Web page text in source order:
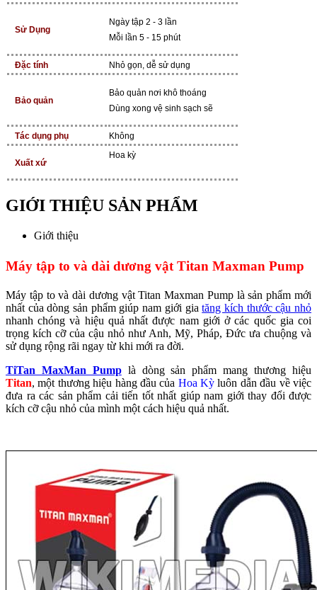
Sử Dụng
Ngày tập 2 - 3 lần
Mỗi lần 5 - 15 phút
Đặc tính Nhỏ gọn, dễ sử dụng
Bảo quản
Bảo quản nơi khô thoáng
Dùng xong vệ sinh sạch sẽ
Tác dụng phụ Không
Xuất xứ
Hoa kỳ
GIỚI THIỆU SẢN PHẨM
Giới thiệu
Máy tập to và dài dương vật Titan Maxman Pump
Máy tập to và dài dương vật Titan Maxman Pump là sản phẩm mới
nhất của dòng sản phẩm giúp nam giới giatăng kích thước cậu nhỏ
nhanh chóng và hiệu quả nhất được nam giới ở các quốc gia coi
trọng kích cỡ của cậu nhỏ như Anh, Mỹ, Pháp, Đức ưa chuộng và
sử dụng rộng rãi ngay từ khi mới ra đời.
TiTan MaxMan Pumplà dòng sản phẩm mang thương hiệu
Titan, một thương hiệu hàng đầu của Hoa Kỳ luôn dẫn đầu về việc
đưa ra các sản phẩm cải tiến tốt nhất giúp nam giới thay đổi được
kích cỡ cậu nhỏ của mình một cách hiệu quả nhất.